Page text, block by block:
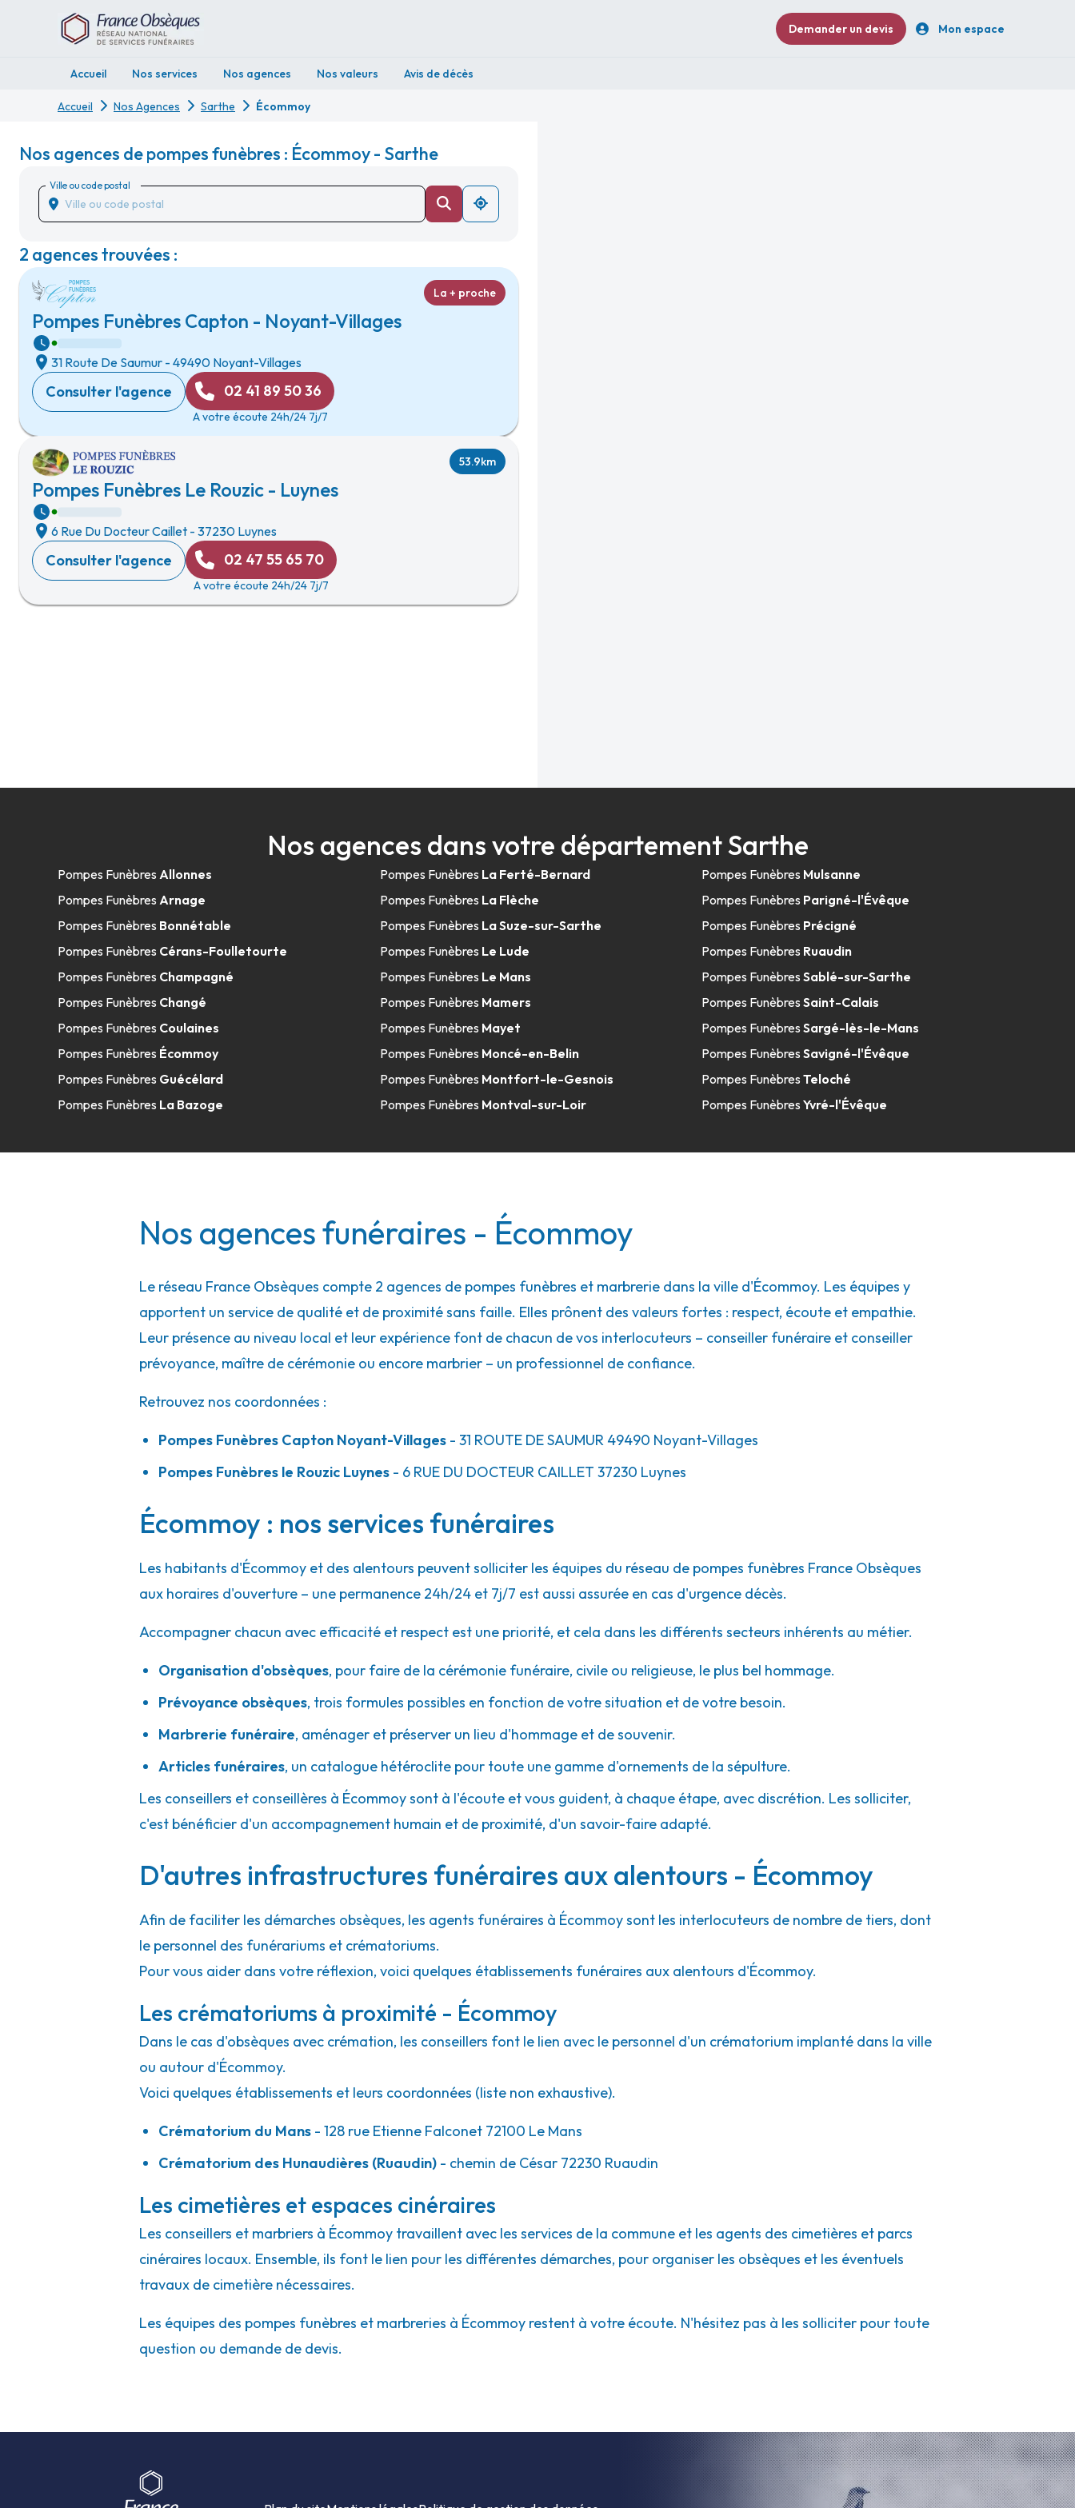
Demander un devis Mon espace
Accueil Nos services Nos agences Nos valeurs Avis de décès
Accueil Nos Agences Sarthe Écommoy
Nos agences de pompes funèbres : Écommoy - Sarthe
Ville ou code postal
2 agences trouvées :
Pompes Funèbres Capton - Noyant-Villages
La + proche
31 Route De Saumur - 49490 Noyant-Villages
Consulter l'agence 02 41 89 50 36
A votre écoute 24h/24 7j/7
Pompes Funèbres Le Rouzic - Luynes
53.9km
6 Rue Du Docteur Caillet - 37230 Luynes
Consulter l'agence 02 47 55 65 70
A votre écoute 24h/24 7j/7
Nos agences dans votre département Sarthe
Pompes Funèbres Allonnes
Pompes Funèbres Arnage
Pompes Funèbres Bonnétable
Pompes Funèbres Cérans-Foulletourte
Pompes Funèbres Champagné
Pompes Funèbres Changé
Pompes Funèbres Coulaines
Pompes Funèbres Écommoy
Pompes Funèbres Guécélard
Pompes Funèbres La Bazoge
Pompes Funèbres La Ferté-Bernard
Pompes Funèbres La Flèche
Pompes Funèbres La Suze-sur-Sarthe
Pompes Funèbres Le Lude
Pompes Funèbres Le Mans
Pompes Funèbres Mamers
Pompes Funèbres Mayet
Pompes Funèbres Moncé-en-Belin
Pompes Funèbres Montfort-le-Gesnois
Pompes Funèbres Montval-sur-Loir
Pompes Funèbres Mulsanne
Pompes Funèbres Parigné-l'Évêque
Pompes Funèbres Précigné
Pompes Funèbres Ruaudin
Pompes FunèbresSablé-sur-Sarthe
Pompes FunèbresSaint-Calais
Pompes FunèbresSargé-lès-le-Mans
Pompes FunèbresSavigné-l'Évêque
Pompes FunèbresTeloché
Pompes FunèbresYvré-l'Évêque
Nos agences funéraires - Écommoy
Le réseau France Obsèques compte 2 agences de pompes funèbres et marbrerie dans la ville d'Écommoy. Les équipes y
apportent un service de qualité et de proximité sans faille. Elles prônent des valeurs fortes : respect, écoute et empathie.
Leur présence au niveau local et leur expérience font de chacun de vos interlocuteurs – conseiller funéraire et conseiller
prévoyance, maître de cérémonie ou encore marbrier – un professionnel de confiance.
Retrouvez nos coordonnées :
Pompes Funèbres Capton Noyant-Villages - 31 ROUTE DE SAUMUR 49490 Noyant-Villages
Pompes Funèbres le Rouzic Luynes - 6 RUE DU DOCTEUR CAILLET 37230 Luynes
Écommoy : nos services funéraires
Les habitants d'Écommoy et des alentours peuvent solliciter les équipes du réseau de pompes funèbres France Obsèques
aux horaires d'ouverture – une permanence 24h/24 et 7j/7 est aussi assurée en cas d'urgence décès.
Accompagner chacun avec efficacité et respect est une priorité, et cela dans les différents secteurs inhérents au métier.
Organisation d'obsèques, pour faire de la cérémonie funéraire, civile ou religieuse, le plus bel hommage.
Prévoyance obsèques, trois formules possibles en fonction de votre situation et de votre besoin.
Marbrerie funéraire, aménager et préserver un lieu d'hommage et de souvenir.
Articles funéraires, un catalogue hétéroclite pour toute une gamme d'ornements de la sépulture.
Les conseillers et conseillères à Écommoy sont à l'écoute et vous guident, à chaque étape, avec discrétion. Les solliciter,
c'est bénéficier d'un accompagnement humain et de proximité, d'un savoir-faire adapté.
D'autres infrastructures funéraires aux alentours - Écommoy
Afin de faciliter les démarches obsèques, les agents funéraires à Écommoy sont les interlocuteurs de nombre de tiers, dont
le personnel des funérariums et crématoriums.
Pour vous aider dans votre réflexion, voici quelques établissements funéraires aux alentours d'Écommoy.
Les crématoriums à proximité - Écommoy
Dans le cas d'obsèques avec crémation, les conseillers font le lien avec le personnel d'un crématorium implanté dans la ville
ou autour d'Écommoy.
Voici quelques établissements et leurs coordonnées (liste non exhaustive).
Crématorium du Mans - 128 rue Etienne Falconet 72100 Le Mans
Crématorium des Hunaudières (Ruaudin) - chemin de César 72230 Ruaudin
Les cimetières et espaces cinéraires
Les conseillers et marbriers à Écommoy travaillent avec les services de la commune et les agents des cimetières et parcs
cinéraires locaux. Ensemble, ils font le lien pour les différentes démarches, pour organiser les obsèques et les éventuels
travaux de cimetière nécessaires.
Les équipes des pompes funèbres et marbreries à Écommoy restent à votre écoute. N'hésitez pas à les solliciter pour toute
question ou demande de devis.